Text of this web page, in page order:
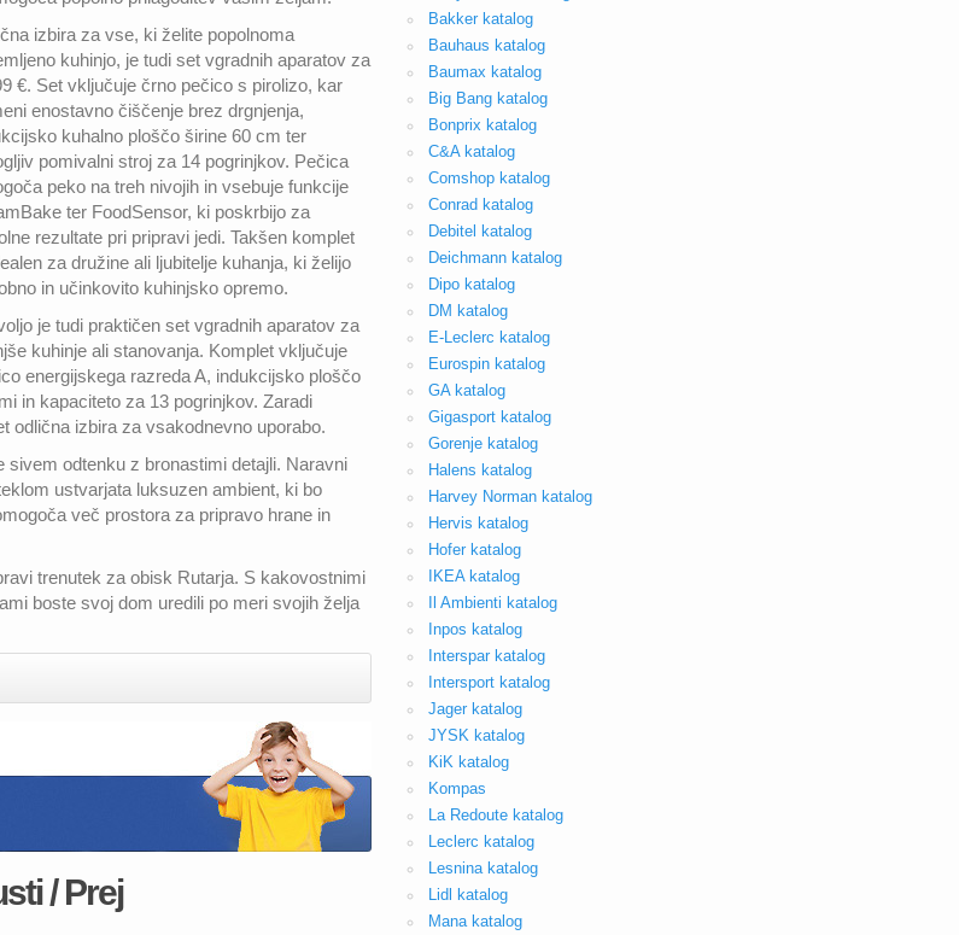
izbira za vse, ki želite popolnoma
kuhinjo, je tudi set vgradnih aparatov za
€. Set vključuje črno pečico s pirolizo, kar
enostavno čiščenje brez drgnjenja,
kuhalno ploščo širine 60 cm ter
pomivalni stroj za 14 pogrinjkov. Pečica
peko na treh nivojih in vsebuje funkcije
ter FoodSensor, ki poskrbijo za
rezultate pri pripravi jedi. Takšen komplet
za družine ali ljubitelje kuhanja, ki želijo
in učinkovito kuhinjsko opremo.
je tudi praktičen set vgradnih aparatov za
kuhinje ali stanovanja. Komplet vključuje
energijskega razreda A, indukcijsko ploščo
in kapaciteto za 13 pogrinjkov. Zaradi
odlična izbira za vsakodnevno uporabo.
sivem odtenku z bronastimi detajli. Naravni
ustvarjata luksuzen ambient, ki bo
več prostora za pripravo hrane in
trenutek za obisk Rutarja. S kakovostnimi
boste svoj dom uredili po meri svojih želja
/ Prej
Bakker katalog
Bauhaus katalog
Baumax katalog
Big Bang katalog
Bonprix katalog
C&A katalog
Comshop katalog
Conrad katalog
Debitel katalog
Deichmann katalog
Dipo katalog
DM katalog
E-Leclerc katalog
Eurospin katalog
GA katalog
Gigasport katalog
Gorenje katalog
Halens katalog
Harvey Norman katalog
Hervis katalog
Hofer katalog
IKEA katalog
Il Ambienti katalog
Inpos katalog
Interspar katalog
Intersport katalog
Jager katalog
JYSK katalog
KiK katalog
Kompas
La Redoute katalog
Leclerc katalog
Lesnina katalog
Lidl katalog
Mana katalog